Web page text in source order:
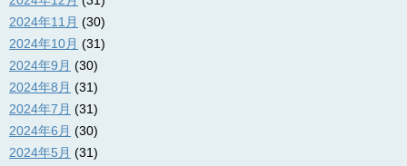
2024年11月 (30)
2024年10月 (31)
2024年9月 (30)
2024年8月 (31)
2024年7月 (31)
2024年6月 (30)
2024年5月 (31)